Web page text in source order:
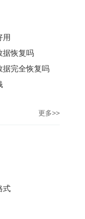
用
据恢复吗
据完全恢复吗
更多>>
式